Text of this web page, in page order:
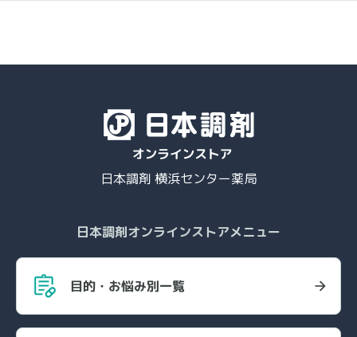
日本調剤 横浜センター薬局
日本調剤オンラインストアメニュー
目的・お悩み別一覧